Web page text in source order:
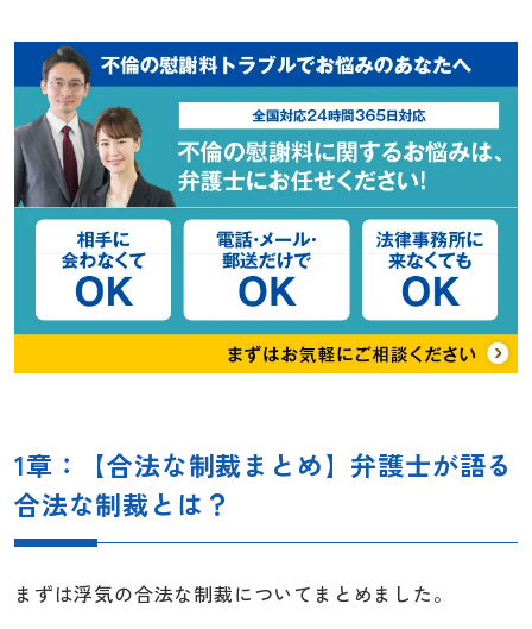
1章：【合法な制裁まとめ】弁護士が語る
合法な制裁とは？
まずは浮気の合法な制裁についてまとめました。